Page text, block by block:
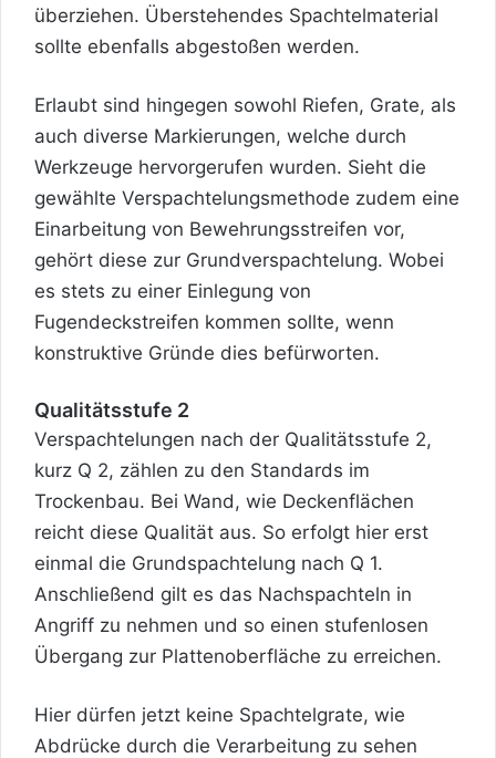
überziehen. Überstehendes Spachtelmaterial
sollte ebenfalls abgestoßen werden.
Erlaubt sind hingegen sowohl Riefen, Grate, als
auch diverse Markierungen, welche durch
Werkzeuge hervorgerufen wurden. Sieht die
gewählte Verspachtelungsmethode zudem eine
Einarbeitung von Bewehrungsstreifen vor,
gehört diese zur Grundverspachtelung. Wobei
es stets zu einer Einlegung von
Fugendeckstreifen kommen sollte, wenn
konstruktive Gründe dies befürworten.
Qualitätsstufe 2
Verspachtelungen nach der Qualitätsstufe 2,
kurz Q 2, zählen zu den Standards im
Trockenbau. Bei Wand, wie Deckenflächen
reicht diese Qualität aus. So erfolgt hier erst
einmal die Grundspachtelung nach Q 1.
Anschließend gilt es das Nachspachteln in
Angriff zu nehmen und so einen stufenlosen
Übergang zur Plattenoberfläche zu erreichen.
Hier dürfen jetzt keine Spachtelgrate, wie
Abdrücke durch die Verarbeitung zu sehen